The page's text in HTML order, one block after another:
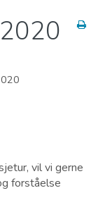
events
vil vi gerne
forståelse